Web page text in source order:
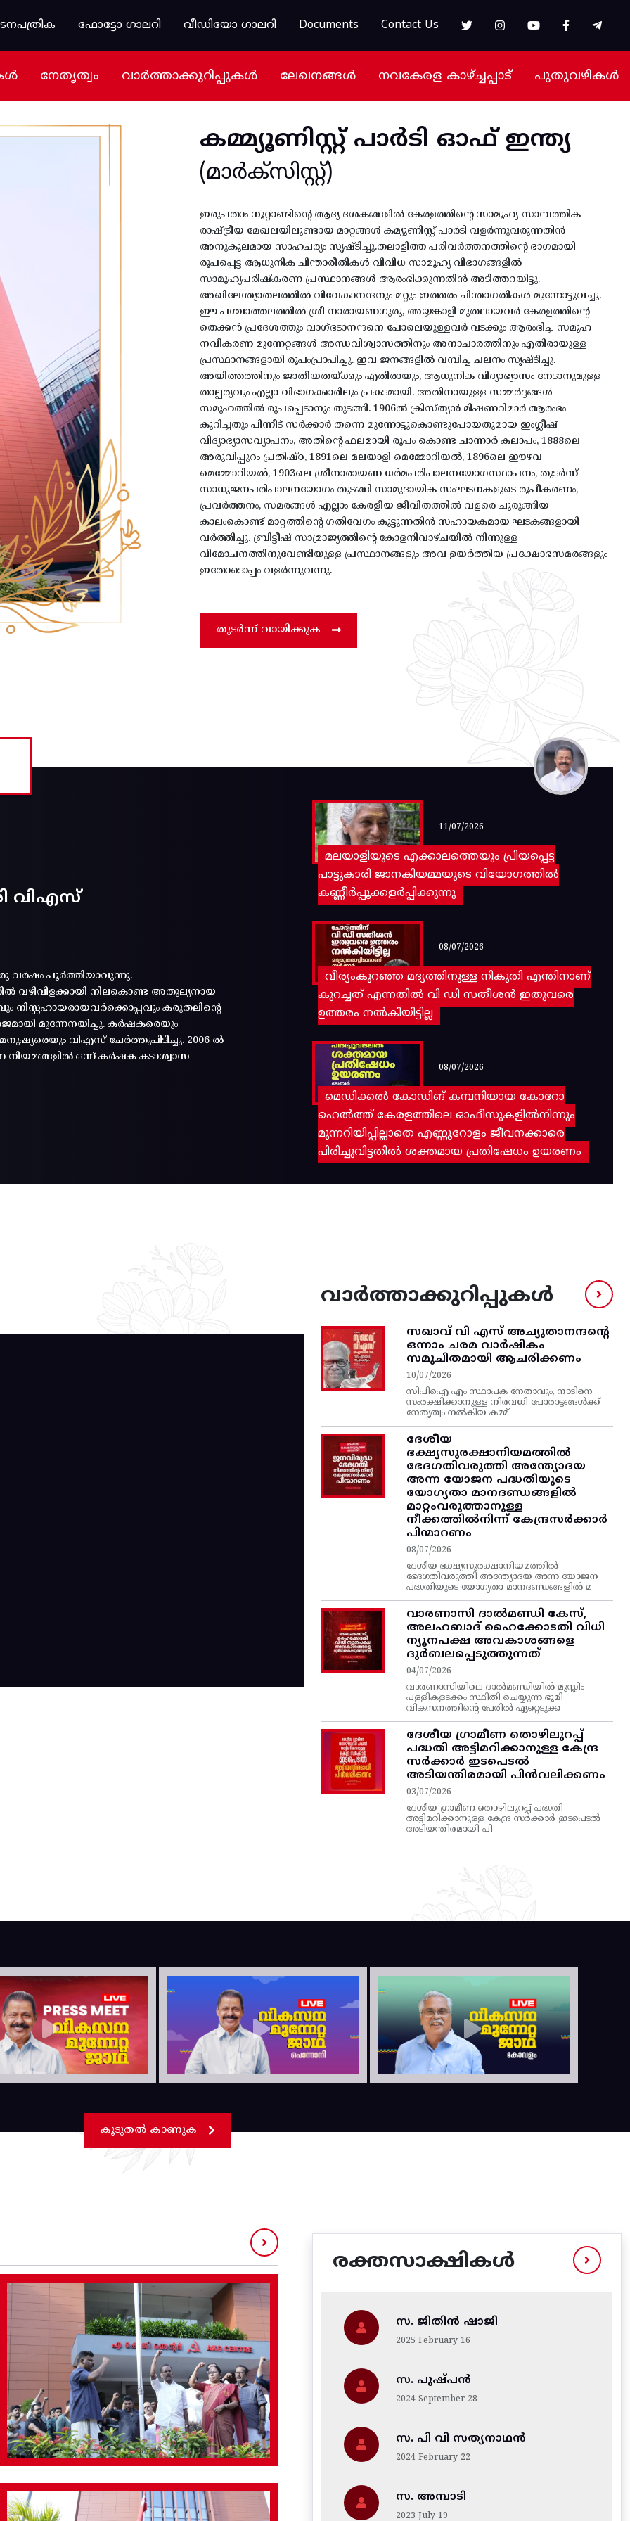
ഫോട്ടോ ഗാലറി വീഡിയോ ഗാലറി Documents Contact Us
നേതൃത്വം വാർത്താക്കുറിപ്പുകൾ ലേഖനങ്ങൾ നവകേരള കാഴ്ച്ചപ്പാട് പുതുവഴികൾ
കമ്മ്യൂണിസ്റ്റ് പാർടി ഓഫ് ഇന്ത്യ
(മാർക്സിസ്റ്റ്)
ഇരുപതാം നൂറ്റാണ്ടിന്റെ ആദ്യ ദശകങ്ങളിൽ കേരളത്തിന്റെ സാമൂഹ്യ-സാമ്പത്തിക
രാഷ്ട്രീയ മേഖലയിലുണ്ടായ മാറ്റങ്ങൾ കമ്യൂണിസ്റ്റ് പാർടി വളർന്നുവരുന്നതിൻ
അനുകൂലമായ സാഹചര്യം സൃഷ്ടിച്ചു.തലാളിത്ത പരിവർത്തനത്തിന്റെ ഭാഗമായി
രൂപപ്പെട്ട ആധുനിക ചിന്താരീതികൾ വിവിധ സാമൂഹ്യ വിഭാഗങ്ങളിൽ
സാമൂഹ്യപരിഷ്കരണ പ്രസ്ഥാനങ്ങൾ ആരംഭിക്കുന്നതിൻ അടിത്തറയിട്ടു.
അഖിലേന്ത്യാതലത്തിൽ വിവേകാനന്ദനും മറ്റും ഇത്തരം ചിന്താഗതികൾ മുന്നോട്ടുവച്ചു.
ഈ പശ്ചാത്തലത്തിൽ ശ്രീ നാരായണഗുരു, അയ്യങ്കാളി മുതലായവർ കേരളത്തിന്റെ
തെക്കൻ പ്രദേശത്തും വാഗ്ഭടാനന്ദനെ പോലെയുള്ളവർ വടക്കും ആരംഭിച്ച സമൂഹ
നവീകരണ മുന്നേറ്റങ്ങൾ അന്ധവിശ്വാസത്തിനും അനാചാരത്തിനും എതിരായുള്ള
പ്രസ്ഥാനങ്ങളായി രൂപംപ്രാപിച്ചു. ഇവ ജനങ്ങളിൽ വമ്പിച്ച ചലനം സൃഷ്ടിച്ചു.
അയിത്തത്തിനും ജാതീയതയ്ക്കും എതിരായും, ആധുനിക വിദ്യാഭ്യാസം നേടാനുമുള്ള
താല്പര്യവും എല്ലാ വിഭാഗക്കാരിലും പ്രകടമായി. അതിനായുള്ള സമ്മർദ്ദങ്ങൾ
സമൂഹത്തിൽ രൂപപ്പെടാനും തുടങ്ങി. 1906ൽ ക്രിസ്ത്യൻ മിഷണറിമാർ ആരംഭം
കുറിച്ചതും പിന്നീട് സർക്കാർ തന്നെ മുന്നോട്ടുകൊണ്ടുപോയതുമായ ഇംഗ്ലീഷ്
വിദ്യാഭ്യാസവ്യാപനം, അതിന്റെ ഫലമായി രൂപം കൊണ്ട ചാന്നാർ കലാപം, 1888ലെ
അരുവിപ്പുറം പ്രതിഷ്ഠ, 1891ലെ മലയാളി മെമ്മോറിയൽ, 1896ലെ ഈഴവ
മെമ്മോറിയൽ, 1903ലെ ശ്രീനാരായണ ധർമപരിപാലനയോഗസ്ഥാപനം, തുടർന്ന്
സാധുജനപരിപാലനയോഗം തുടങ്ങി സാമുദായിക സംഘടനകളുടെ രൂപീകരണം,
പ്രവർത്തനം, സമരങ്ങൾ എല്ലാം കേരളീയ ജീവിതത്തിൽ വളരെ ചുരുങ്ങിയ
കാലംകൊണ്ട് മാറ്റത്തിന്റെ ഗതിവേഗം കൂട്ടുന്നതിൻ സഹായകമായ ഘടകങ്ങളായി
വർത്തിച്ചു. ബ്രിട്ടീഷ് സാമ്രാജ്യത്തിന്റെ കോളനിവാഴ്ചയിൽ നിന്നുള്ള
വിമോചനത്തിനുവേണ്ടിയുള്ള പ്രസ്ഥാനങ്ങളും അവ ഉയർത്തിയ പ്രക്ഷോഭസമരങ്ങളും
ഇതോടൊപ്പം വളർന്നുവന്നു.
തുടർന്ന് വായിക്കുക
വിഎസ്
ഒരു വർഷം പൂർത്തിയാവുന്നു.
വഴിവിളക്കായി നിലകൊണ്ട അതുല്യനായ
നിസ്സഹായരായവർക്കൊപ്പവും കരുതലിന്റെ
മുന്നേനയിച്ചു. കർഷകരെയും
വിഎസ് ചേർത്തുപിടിച്ചു. 2006 ൽ
ഒന്ന് കർഷക കടാശ്വാസ
മലയാളിയുടെ എക്കാലത്തെയും പ്രിയപ്പെട്ട
പാട്ടുകാരി ജാനകിയമ്മയുടെ വിയോഗത്തിൽ
കണ്ണീർപ്പൂക്കളർപ്പിക്കുന്നു
11/07/2026
വീര്യംകുറഞ്ഞ മദ്യത്തിനുള്ള നികുതി എന്തിനാണ്
കുറച്ചത് എന്നതിൽ വി ഡി സതീശൻ ഇതുവരെ
ഉത്തരം നൽകിയിട്ടില്ല
08/07/2026
മെഡിക്കൽ കോഡിങ് കമ്പനിയായ കോറോ
ഹെൽത്ത് കേരളത്തിലെ ഓഫീസുകളിൽനിന്നും
മുന്നറിയിപ്പില്ലാതെ എണ്ണൂറോളം ജീവനക്കാരെ
പിരിച്ചുവിട്ടതിൽ‌ ശക്തമായ പ്രതിഷേധം ഉയരണം
08/07/2026
വാർത്താക്കുറിപ്പുകൾ
സഖാവ് വി എസ്‌ അച്യുതാനന്ദന്റെ
ഒന്നാം ചരമ വാര്‍ഷികം
സമുചിതമായി ആചരിക്കണം
10/07/2026
സിപിഐ എം സ്ഥാപക നേതാവും, നാടിനെ
സംരക്ഷിക്കാനുള്ള നിരവധി പോരാട്ടങ്ങള്‍ക്ക്‌
നേതൃത്വം നല്‍കിയ കമ്മ്
ദേശീയ
ഭക്ഷ്യസുരക്ഷാനിയമത്തിൽ
ഭേദഗതിവരുത്തി അന്ത്യോദയ
അന്ന യോജന പദ്ധതിയുടെ
യോഗ്യതാ മാനദണ്ഡങ്ങളിൽ
മാറ്റംവരുത്താനുള്ള
നീക്കത്തിൽനിന്ന്‌ കേന്ദ്രസർക്കാർ
പിന്മാറണം
08/07/2026
ദേശീയ ഭക്ഷ്യസുരക്ഷാനിയമത്തിൽ
ഭേദഗതിവരുത്തി അന്ത്യോദയ അന്ന യോജന
പദ്ധതിയുടെ യോഗ്യതാ മാനദണ്ഡങ്ങളിൽ മ
വാരണാസി ദാൽമണ്ഡി കേസ്,
അലഹബാദ് ഹൈക്കോടതി വിധി
ന്യൂനപക്ഷ അവകാശങ്ങളെ
ദുർബലപ്പെടുത്തുന്നത്
04/07/2026
വാരണാസിയിലെ ദാൽമണ്ഡിയിൽ മുസ്ലിം
പള്ളികളടക്കം സ്ഥിതി ചെയ്യുന്ന ഭൂമി
വികസനത്തിന്റെ പേരിൽ ഏറ്റെടുക്ക
ദേശീയ ഗ്രാമീണ തൊഴിലുറപ്പ്‌
പദ്ധതി അട്ടിമറിക്കാനുള്ള കേന്ദ്ര
സര്‍ക്കാര്‍ ഇടപെടല്‍
അടിയന്തിരമായി പിന്‍വലിക്കണം
03/07/2026
ദേശീയ ഗ്രാമീണ തൊഴിലുറപ്പ്‌ പദ്ധതി
അട്ടിമറിക്കാനുള്ള കേന്ദ്ര സര്‍ക്കാര്‍ ഇടപെടല്‍
അടിയന്തിരമായി പി
കൂടുതൽ കാണുക
രക്തസാക്ഷികൾ
സ. ജിതിന്‍ ഷാജി
2025 February 16
സ. പുഷ്പൻ
2024 September 28
സ. പി വി സത്യനാഥൻ
2024 February 22
സ. അമ്പാടി
2023 July 19